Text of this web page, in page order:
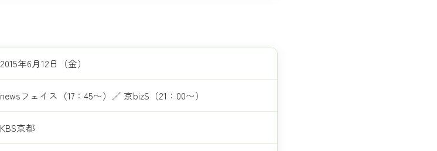
2015年6月12日（金）
newsフェイス（17：45〜）／ 京bizS（21：00〜）
KBS京都